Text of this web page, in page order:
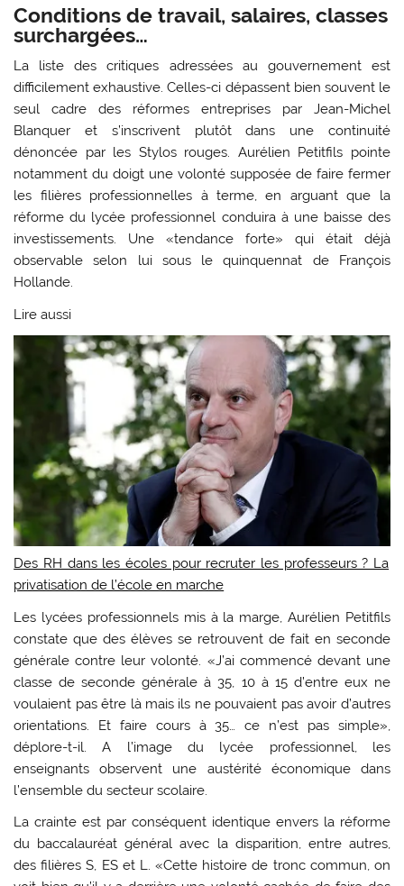
Conditions de travail, salaires, classes
surchargées…
La liste des critiques adressées au gouvernement est
difficilement exhaustive. Celles-ci dépassent bien souvent le
seul cadre des réformes entreprises par Jean-Michel
Blanquer et s’inscrivent plutôt dans une continuité
dénoncée par les Stylos rouges. Aurélien Petitfils pointe
notamment du doigt une volonté supposée de faire fermer
les filières professionnelles à terme, en arguant que la
réforme du lycée professionnel conduira à une baisse des
investissements. Une «tendance forte» qui était déjà
observable selon lui sous le quinquennat de François
Hollande.
Lire aussi
Des RH dans les écoles pour recruter les professeurs ? La
privatisation de l’école en marche
Les lycées professionnels mis à la marge, Aurélien Petitfils
constate que des élèves se retrouvent de fait en seconde
générale contre leur volonté. «J’ai commencé devant une
classe de seconde générale à 35, 10 à 15 d’entre eux ne
voulaient pas être là mais ils ne pouvaient pas avoir d’autres
orientations. Et faire cours à 35… ce n’est pas simple»,
déplore-t-il. A l’image du lycée professionnel, les
enseignants observent une austérité économique dans
l’ensemble du secteur scolaire.
La crainte est par conséquent identique envers la réforme
du baccalauréat général avec la disparition, entre autres,
des filières S, ES et L. «Cette histoire de tronc commun, on